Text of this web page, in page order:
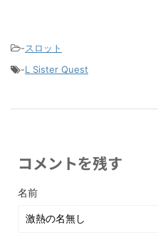
-スロット
-L Sister Quest
コメントを残す
名前